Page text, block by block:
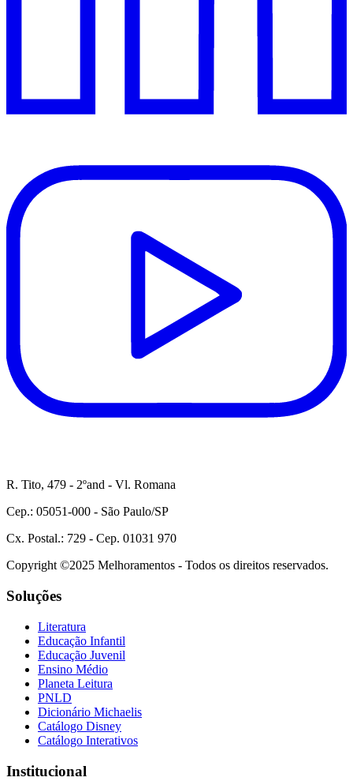
R. Tito, 479 - 2ºand - Vl. Romana
Cep.: 05051-000 - São Paulo/SP
Cx. Postal.: 729 - Cep. 01031 970
Copyright ©2025 Melhoramentos - Todos os direitos reservados.
Soluções
Literatura
Educação Infantil
Educação Juvenil
Ensino Médio
Planeta Leitura
PNLD
Dicionário Michaelis
Catálogo Disney
Catálogo Interativos
Institucional